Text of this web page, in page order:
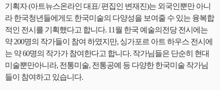
기획자 (아트뉴스온라인 대표/ 편집인 변재진)는 외국인뿐만 아니
라 한국청년들에게도 한국미술의 다양성을 보여줄 수 있는 융복합
적인 전시를 기획했다고 합니다. 11월 한국 예술의전당 전시에는
약 200명의 작가들이 참여 하였지만, 싱가포르 아트 하우스 전시에
는 약 60명의 작가가 참여한다고 합니다. 작가님들은 단순히 현대
미술뿐만아니라, 전통미술, 전통공예 등 다양한 한국미술 작가님
들이 참여하고 있습니다.